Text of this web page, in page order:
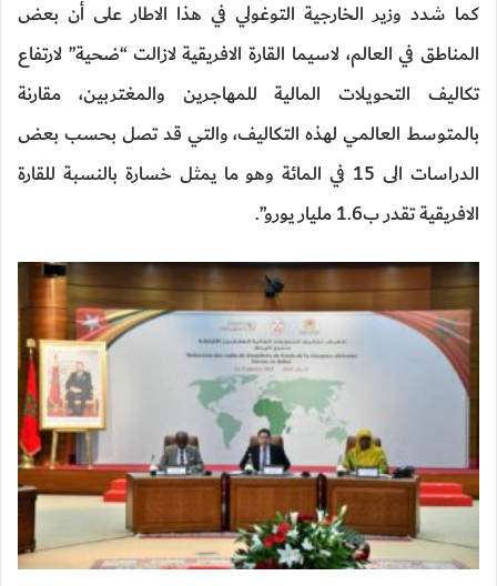
كما شدد وزير الخارجية التوغولي في هذا الاطار على أن بعض
المناطق في العالم، لاسيما القارة الافريقية لازالت “ضحية” لارتفاع
تكاليف التحويلات المالية للمهاجرين والمغتربين، مقارنة
بالمتوسط العالمي لهذه التكاليف، والتي قد تصل بحسب بعض
الدراسات الى 15 في المائة وهو ما يمثل خسارة بالنسبة للقارة
الافريقية تقدر ب1.6 مليار يورو”.